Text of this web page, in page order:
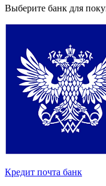
Выберите банк для
Кредит почта банк